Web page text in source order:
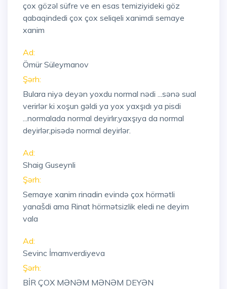
çox gözəl süfre ve en esas temiziyideki göz
qabaqindedi çox çox seliqeli xanimdi semaye
xanim
Ad:
Ömür Süleymanov
Şərh:
Bulara niyə deyən yoxdu normal nədi ...sənə sual
verirlər ki xoşun gəldi ya yox yaxşıdı ya pisdi
...normalada normal deyirlır,yaxşıya da normal
deyirlər,pisədə normal deyirlər.
Ad:
Shaig Guseynli
Şərh:
Semaye xanim rinadin evində çox hörmətli
yanašdi ama Rinat hörmətsizlik eledi ne deyim
vala
Ad:
Sevinc İmamverdiyeva
Şərh:
BİR ÇOX MƏNƏM MƏNƏM DEYƏN